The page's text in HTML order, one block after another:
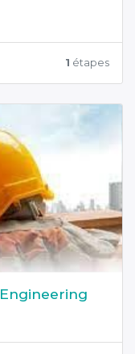
1 étapes